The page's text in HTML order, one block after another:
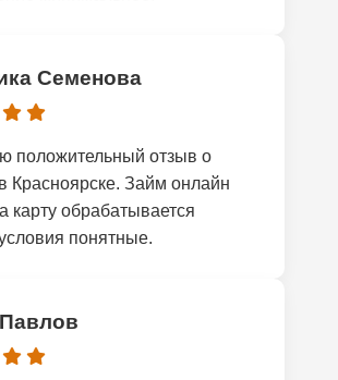
Семенова
положительный отзыв о
Красноярске. Займ онлайн
карту обрабатывается
понятные.